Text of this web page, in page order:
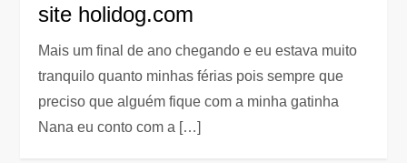
site holidog.com
Mais um final de ano chegando e eu estava muito
tranquilo quanto minhas férias pois sempre que
preciso que alguém fique com a minha gatinha
Nana eu conto com a […]